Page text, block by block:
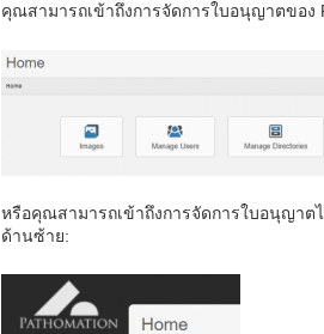
คุณสามารถเข้าถึงการจัดการใบอนุญาตของ
หรือคุณสามารถเข้าถึงการจัดการใบอนุญาต
ด้านซ้าย: